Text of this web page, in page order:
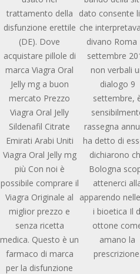
trattamento della
disfunzione erettile
(DE). Dove
acquistare pillole di
marca Viagra Oral
Jelly mg a buon
mercato Prezzo
Viagra Oral Jelly
Sildenafil Citrate
Emirati Arabi Uniti
Viagra Oral Jelly mg
più Con noi è
possibile comprare il
Viagra Originale al
miglior prezzo e
senza ricetta
medica. Questo è un
farmaco di marca
per la disfunzione
dato consente
che
divano Roma
settembre
non verbali
dialogo 9
settembre,
rassegna
ha detto di
dichiarono
Bologna
attenerci
apparendo
i bioetica Il
ottone
amano la